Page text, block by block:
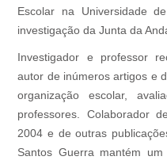
Escolar na Universidade
investigação da Junta da
Investigador e professor
autor de inúmeros artigos e
organização escolar,
professores. Colaborador
2004 e de outras
Santos Guerra mantém